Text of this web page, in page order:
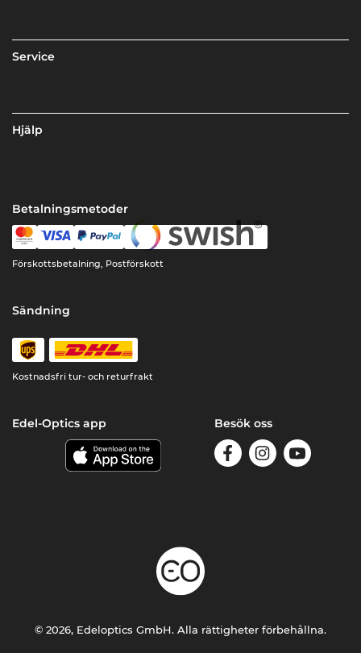
Service
Hjälp
Betalningsmetoder
Förskottsbetalning, Postförskott
Sändning
Kostnadsfri tur- och returfrakt
Edel-Optics app Besök oss
© 2026, Edeloptics GmbH. Alla rättigheter förbehållna.